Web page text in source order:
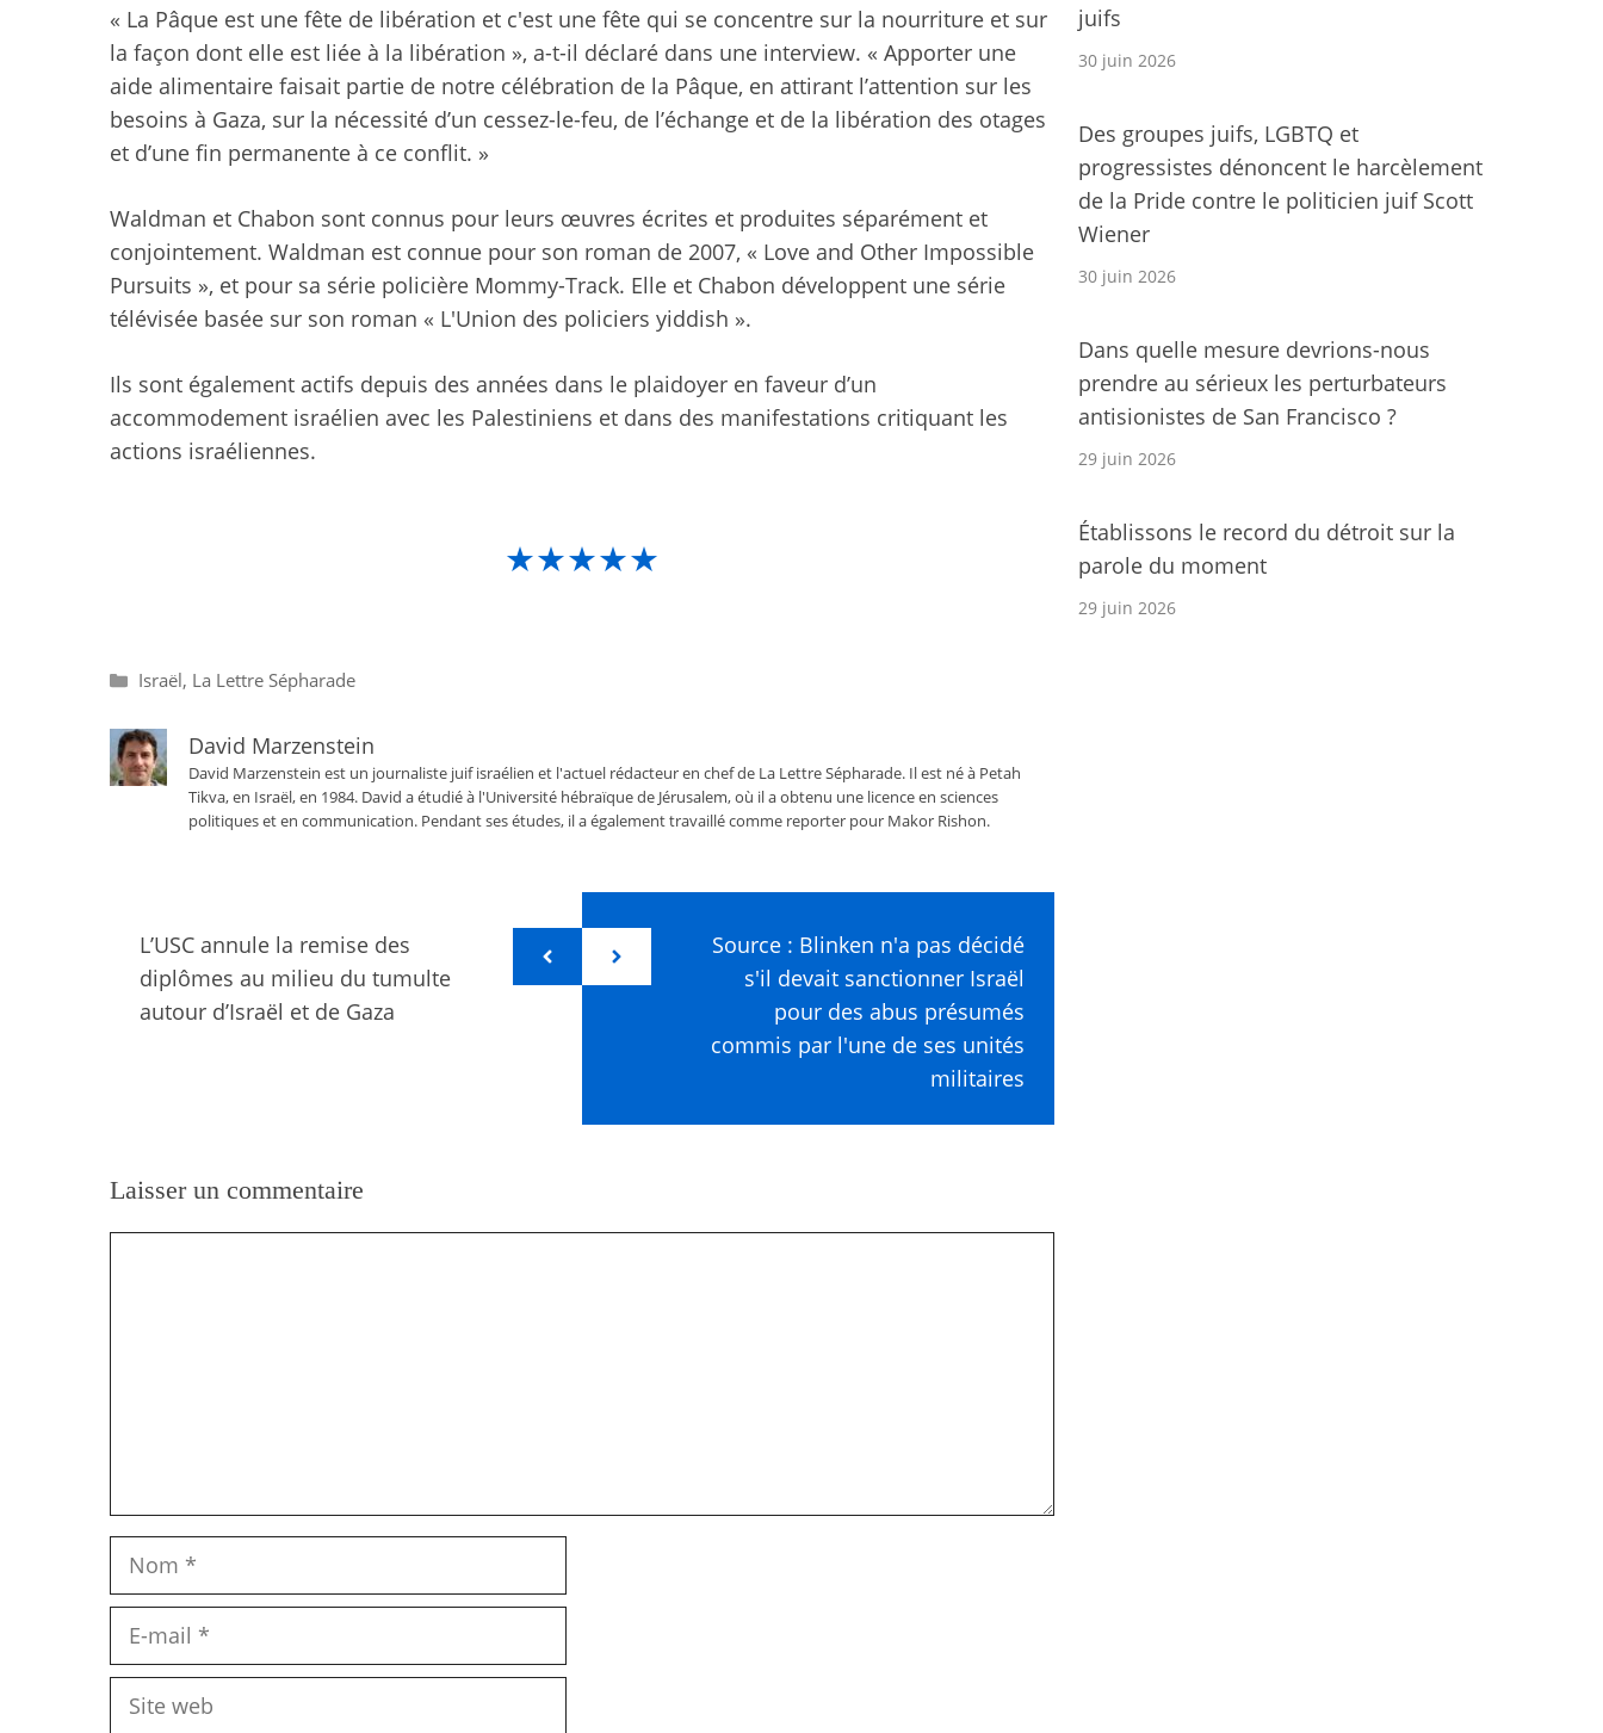
« La Pâque est une fête de libération et c'est une fête qui se concentre sur la nourriture et sur
la façon dont elle est liée à la libération », a-t-il déclaré dans une interview. « Apporter une
aide alimentaire faisait partie de notre célébration de la Pâque, en attirant l’attention sur les
besoins à Gaza, sur la nécessité d’un cessez-le-feu, de l’échange et de la libération des otages
et d’une fin permanente à ce conflit. »
Waldman et Chabon sont connus pour leurs œuvres écrites et produites séparément et
conjointement. Waldman est connue pour son roman de 2007, « Love and Other Impossible
Pursuits », et pour sa série policière Mommy-Track. Elle et Chabon développent une série
télévisée basée sur son roman « L'Union des policiers yiddish ».
Ils sont également actifs depuis des années dans le plaidoyer en faveur d’un
accommodement israélien avec les Palestiniens et dans des manifestations critiquant les
actions israéliennes.
★★★★★
Catégories
Israël, La Lettre Sépharade
David Marzenstein
David Marzenstein est un journaliste juif israélien et l'actuel rédacteur en chef de La Lettre Sépharade. Il est né à Petah
Tikva, en Israël, en 1984. David a étudié à l'Université hébraïque de Jérusalem, où il a obtenu une licence en sciences
politiques et en communication. Pendant ses études, il a également travaillé comme reporter pour Makor Rishon.
L’USC annule la remise des
diplômes au milieu du tumulte
autour d’Israël et de Gaza
Source : Blinken n'a pas décidé
s'il devait sanctionner Israël
pour des abus présumés
commis par l'une de ses unités
militaires
Laisser un commentaire
Nom
Site
juifs
30 juin 2026
Des groupes juifs, LGBTQ et
progressistes dénoncent le harcèlement
de la Pride contre le politicien juif Scott
Wiener
30 juin 2026
Dans quelle mesure devrions-nous
prendre au sérieux les perturbateurs
antisionistes de San Francisco ?
29 juin 2026
Établissons le record du détroit sur la
parole du moment
29 juin 2026